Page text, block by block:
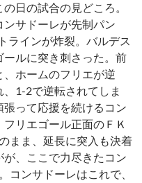
日の試合の見どころ。
サドーレが先制パン
ラインが炸裂。バルデス
ルに突き刺さった。前
ホームのフリエが逆
1-2で逆転されてしま
って応援を続けるコン
リエゴール正面のＦＫ
まま、延長に突入も決着
、ここで力尽きたコン
コンサドーレはこれで、